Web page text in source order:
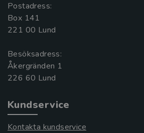
Postadress:
Box 141
221 00 Lund
Besöksadress:
Åkergränden 1
Kundservice
Kontakta kundservice